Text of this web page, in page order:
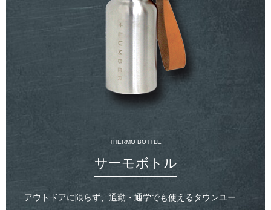
THERMO BOTTLE
サーモボトル
アウトドアに限らず、通勤・通学でも使えるタウンユー